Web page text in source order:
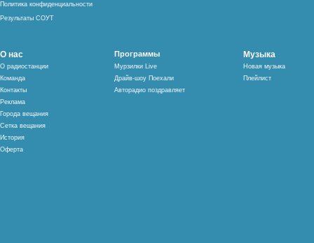
Политика конфиденциальности
Результаты СОУТ
О нас
О радиостанции
Команда
Контакты
Реклама
Города вещания
Сетка вещания
История
Оферта
Программы
Мурзилки Live
Драйв-шоу Поехали
Авторадио поздравляет
Музыка
Новая музыка
Плейлист